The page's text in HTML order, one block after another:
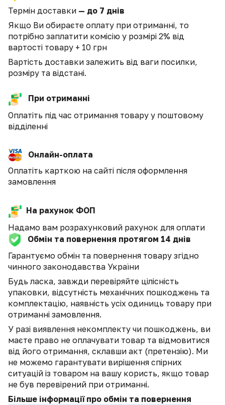
Термін доставки — до 7 днів
Якщо Ви обираєте оплату при отриманні, то
потрібно заплатити комісію у розмірі 2% від
вартості товару + 10 грн
Вартість доставки залежить від ваги посилки,
розміру та відстані.
При отриманні
Оплатіть під час отримання товару у поштовому
відділенні
Онлайн-оплата
Оплатіть карткою на сайті після оформлення
замовлення
На рахунок ФОП
Надамо вам розрахунковий рахунок для оплати
Обмін та повернення протягом 14 днів
Гарантуємо обмін та повернення товару згідно
чинного законодавства України
Будь ласка, завжди перевіряйте цілісність
упаковки, відсутність механічних пошкоджень та
комплектацію, наявність усіх одиниць товару при
отриманні замовлення.
У разі виявлення некомплекту чи пошкоджень, ви
маєте право не оплачувати товар та відмовитися
від його отримання, склавши акт (претензію). Ми
не можемо гарантувати вирішення спірних
ситуацій із товаром на вашу користь, якщо товар
не був перевірений при отриманні.
Більше інформації про обмін та повернення